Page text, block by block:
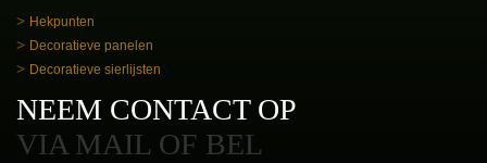
Hekpunten
Decoratieve panelen
Decoratieve sierlijsten
NEEM CONTACT OP
VIA MAIL OF BEL